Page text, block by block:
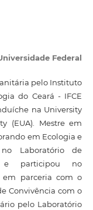
Federal
pelo Instituto
do Ceará - IFCE
na University
(EUA). Mestre em
em Ecologia e
no Laboratório de
e participou no
em parceria com o
Convivência com o
pelo Laboratório